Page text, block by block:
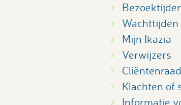
Wachttijden
Mijn Ikazia
Verwijzers
Cliëntenraad
Klachten of
Informatie